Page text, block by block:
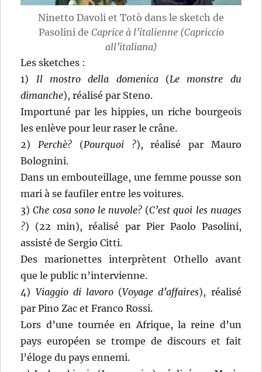
Ninetto Davoli et Totò dans le sketch de
Pasolini de Caprice à l’italienne (Capriccio
all’italiana)
Les sketches :
1) Il mostro della domenica(Le monstre du
dimanche), réalisé par Steno.
Importuné par les hippies, un riche bourgeois
les enlève pour leur raser le crâne.
2) Perchè? (Pourquoi ?), réalisé par Mauro
Bolognini.
Dans un embouteillage, une femme pousse son
mari à se faufiler entre les voitures.
3)Che cosa sono le nuvole? (C’est quoi les nuages
?) (22 min), réalisé par Pier Paolo Pasolini,
assisté de Sergio Citti.
Des marionettes interprètent Othello avant
que le public n’intervienne.
4) Viaggio di lavoro (Voyage d’affaires), réalisé
par Pino Zac et Franco Rossi.
Lors d’une tournée en Afrique, la reine d’un
pays européen se trompe de discours et fait
l’éloge du pays ennemi.